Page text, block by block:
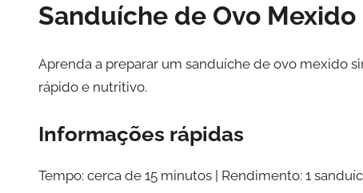
Sanduíche de Ovo Mexido
Aprenda a preparar um sanduíche de ovo mexido
rápido e nutritivo.
Informações rápidas
Tempo: cerca de 15 minutos | Rendimento: 1